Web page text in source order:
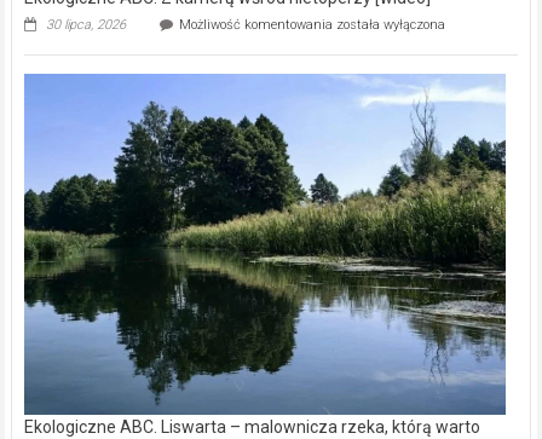
30 lipca, 2026 Możliwość komentowania Ekologiczne
kamerą
wśród
została wyłączona
Ekologiczne ABC. Liswarta – malownicza rzeka, którą warto